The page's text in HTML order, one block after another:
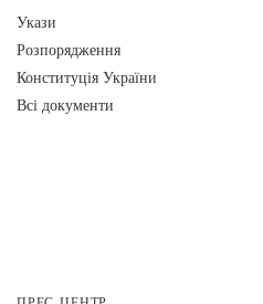
Укази
Розпорядження
Конституція України
Всі документи